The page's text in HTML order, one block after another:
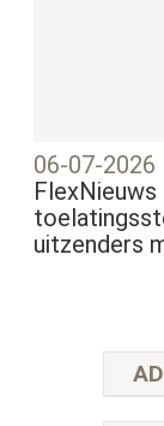
06-07-2026
uitzenders